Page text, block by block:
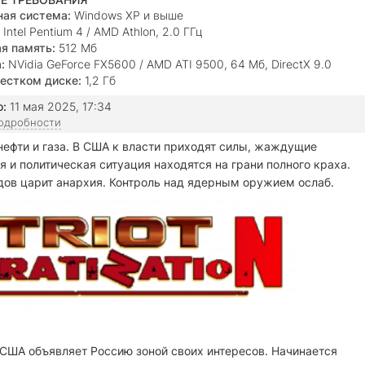
система: Windows XP и выше
Intel Pentium 4 / AMD Athlon, 2.0 ГГц
память: 512 Мб
NVidia GeForce FX5600 / AMD АТІ 9500, 64 Мб, DirectX 9.0
диске: 1,2 Гб
11 мая 2025, 17:34
и газа. В США к власти приходят силы, жаждущие
политическая ситуация находятся на грани полного краха.
царит анархия. Контроль над ядерным оружием ослаб.
объявляет Россию зоной своих интересов. Начинается